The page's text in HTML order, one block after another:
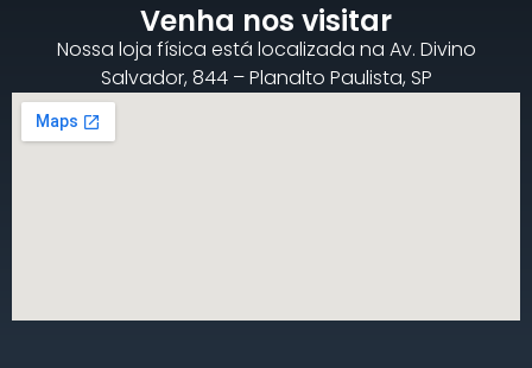
Venha nos visitar
Nossa loja física está localizada na Av. Divino
Salvador, 844 – Planalto Paulista, SP